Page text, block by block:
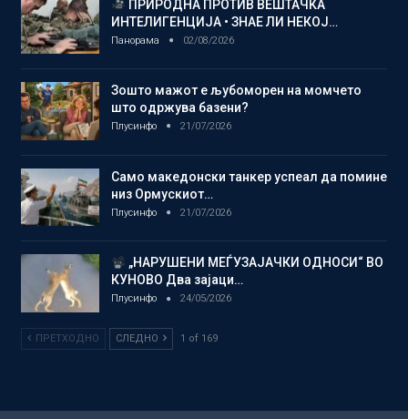
ПРИРОДНА ПРОТИВ ВЕШТАЧКА
ИНТЕЛИГЕНЦИЈА • ЗНАЕ ЛИ НЕКОЈ…
Панорама 02/08/2026
Зошто мажот е љубоморен на момчето
што одржува базени?
Плусинфо 21/07/2026
Само македонски танкер успеал да помине
низ Ормускиот…
Плусинфо 21/07/2026
„НАРУШЕНИ МЕЃУЗАЈАЧКИ ОДНОСИ“ ВО
КУНОВО Два зајаци…
Плусинфо 24/05/2026
ПРЕТХОДНО СЛЕДНО 1 of 169